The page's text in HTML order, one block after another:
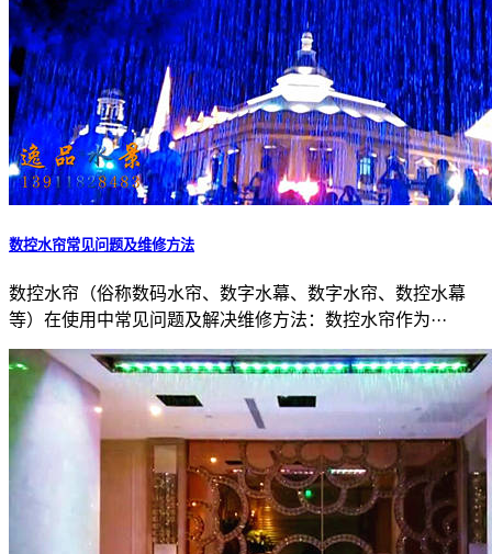
数控水帘常见问题及维修方法
数控水帘（俗称数码水帘、数字水幕、数字水帘、数控水幕
等）在使用中常见问题及解决维修方法：数控水帘作为···